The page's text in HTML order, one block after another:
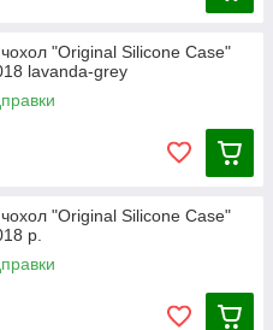
"Original Silicone Case"
lavanda-grey
"Original Silicone Case"
р.